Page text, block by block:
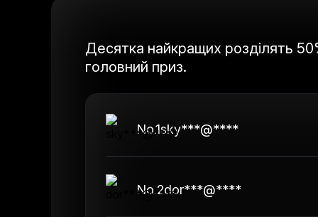
Десятка найкращих розділять
головний приз.
No.1sky***@****
No.2dor***@****